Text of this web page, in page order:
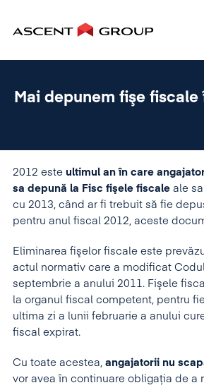
Mai depunem fişe fiscale
2012 este ultimul an în care
sa depună la Fisc fişele fiscale ale
cu 2013, când ar fi trebuit să fie
pentru anul fiscal 2012, aceste
Eliminarea fişelor fiscale este
actul normativ care a modificat
septembrie a anului 2011. Fişele
la organul fiscal competent, pentru
ultima zi a lunii februarie a anului
fiscal expirat.
Cu toate acestea, angajatorii nu
vor avea în continuare obligaţia de a